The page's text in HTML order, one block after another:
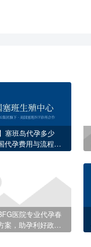
塞班岛代孕多少
代孕费用与流程全
医院专业代孕春
案，助孕利好政策